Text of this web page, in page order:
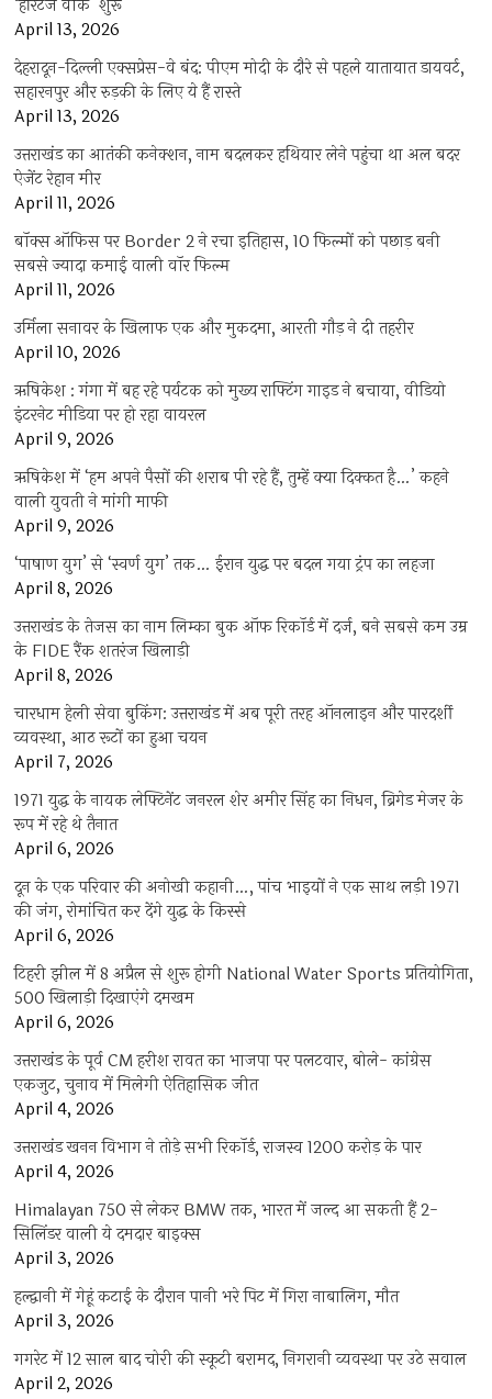
‘हेरिटेज वीक’ शुरू
April 13, 2026
देहरादून-दिल्ली एक्सप्रेस-वे बंद: पीएम मोदी के दौरे से पहले यातायात डायवर्ट,
सहारनपुर और रुड़की के लिए ये हैं रास्ते
April 13, 2026
उत्तराखंड का आतंकी कनेक्शन, नाम बदलकर हथियार लेने पहुंचा था अल बदर
ऐजेंट रेहान मीर
April 11, 2026
बॉक्स ऑफिस पर Border 2 ने रचा इतिहास, 10 फिल्मों को पछाड़ बनी
सबसे ज्यादा कमाई वाली वॉर फिल्म
April 11, 2026
उर्मिला सनावर के खिलाफ एक और मुकदमा, आरती गौड़ ने दी तहरीर
April 10, 2026
ऋषिकेश : गंगा में बह रहे पर्यटक को मुख्य राफ्टिंग गाइड ने बचाया, वीडियो
इंटरनेट मीडिया पर हो रहा वायरल
April 9, 2026
ऋषिकेश में ‘हम अपने पैसों की शराब पी रहे हैं, तुम्हें क्या दिक्कत है…’ कहने
वाली युवती ने मांगी माफी
April 9, 2026
‘पाषाण युग’ से ‘स्वर्ण युग’ तक… ईरान युद्ध पर बदल गया ट्रंप का लहजा
April 8, 2026
उत्तराखंड के तेजस का नाम लिम्का बुक ऑफ रिकॉर्ड में दर्ज, बने सबसे कम उम्र
के FIDE रैंक शतरंज खिलाड़ी
April 8, 2026
चारधाम हेली सेवा बुकिंग: उत्तराखंड में अब पूरी तरह ऑनलाइन और पारदर्शी
व्यवस्था, आठ रूटों का हुआ चयन
April 7, 2026
1971 युद्ध के नायक लेफ्टिनेंट जनरल शेर अमीर सिंह का निधन, ब्रिगेड मेजर के
रूप में रहे थे तैनात
April 6, 2026
दून के एक परिवार की अनोखी कहानी…, पांच भाइयों ने एक साथ लड़ी 1971
की जंग, रोमांचित कर देंगे युद्ध के किस्से
April 6, 2026
टिहरी झील में 8 अप्रैल से शुरू होगी National Water Sports प्रतियोगिता,
500 खिलाड़ी दिखाएंगे दमखम
April 6, 2026
उत्तराखंड के पूर्व CM हरीश रावत का भाजपा पर पलटवार, बोले- कांग्रेस
एकजुट, चुनाव में मिलेगी ऐतिहासिक जीत
April 4, 2026
उत्तराखंड खनन विभाग ने तोड़े सभी रिकॉर्ड, राजस्व 1200 करोड़ के पार
April 4, 2026
Himalayan 750 से लेकर BMW तक, भारत में जल्द आ सकती हैं 2-
सिलिंडर वाली ये दमदार बाइक्स
April 3, 2026
हल्द्वानी में गेहूं कटाई के दौरान पानी भरे पिट में गिरा नाबालिग, मौत
April 3, 2026
गगरेट में 12 साल बाद चोरी की स्कूटी बरामद, निगरानी व्यवस्था पर उठे सवाल
April 2, 2026